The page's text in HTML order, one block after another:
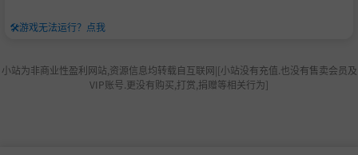
🛠️游戏无法运行？点我
小站为非商业性盈利网站,资源信息均转载自互联网|[小站没有充值.也没有售卖会员及
VIP账号.更没有购买,打赏,捐赠等相关行为]